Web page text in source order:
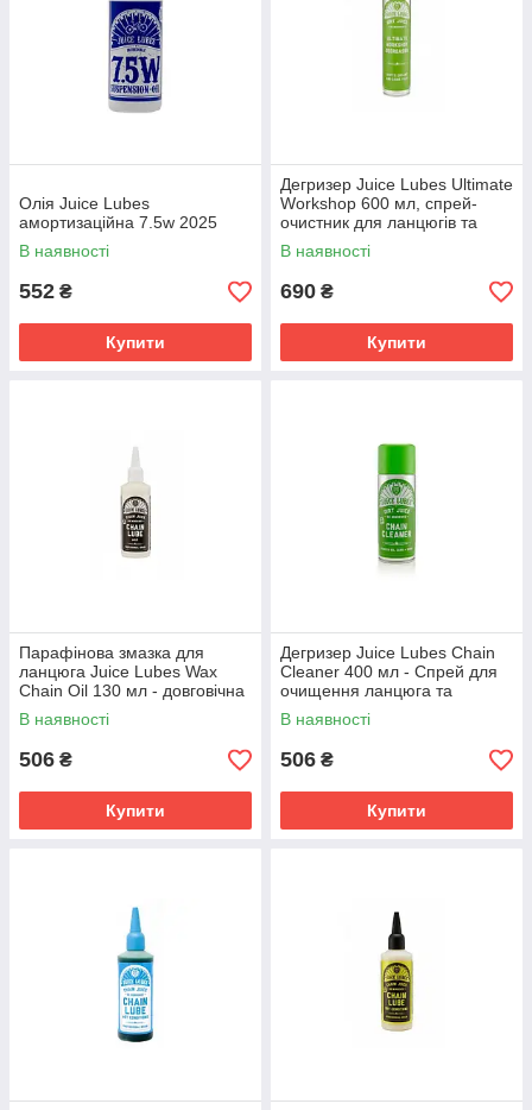
Олія Juice Lubes
амортизаційна 7.5w 2025
В наявності
552 ₴
Купити
Дегризер Juice Lubes Ultimate
Workshop 600 мл, спрей-
очистник для ланцюгів та
механізмів
В наявності
690 ₴
Купити
Парафінова змазка для
ланцюга Juice Lubes Wax
Chain Oil 130 мл - довговічна
та ефективна
В наявності
506 ₴
Купити
Дегризер Juice Lubes Chain
Cleaner 400 мл - Спрей для
очищення ланцюга та
трансмісії
В наявності
506 ₴
Купити